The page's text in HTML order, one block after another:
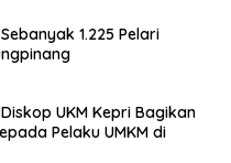
1.225 Pelari
UKM Kepri Bagikan
Pelaku UMKM di